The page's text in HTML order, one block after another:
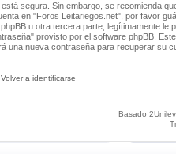
segura. Sin embargo, se recomienda
en "Foros Leitariegos.net", por favor
u otra tercera parte, legítimamente le
provisto por el software phpBB.
una nueva contraseña para recuperar su
Volver a identificarse
Basado